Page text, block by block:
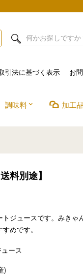
引法に基づく表示 お
調味料 加工品
料別途】
ジュースです。みきゃ
めです。
ース
)